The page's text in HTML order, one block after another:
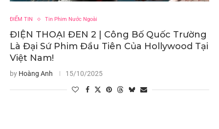
ĐIỂM TIN Tin Phim Nước Ngoài
ĐIỆN THOẠI ĐEN 2 | Công Bố Quốc Trường
Là Đại Sứ Phim Đầu Tiên Của Hollywood Tại
Việt Nam!
by Hoàng Anh 15/10/2025